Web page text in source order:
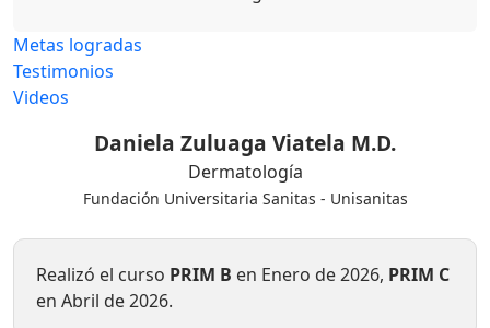
Metas logradas
Testimonios
Videos
Daniela Zuluaga Viatela M.D.
Dermatología
Fundación Universitaria Sanitas - Unisanitas
Realizó el curso PRIM B en Enero de 2026, PRIM C
en Abril de 2026.